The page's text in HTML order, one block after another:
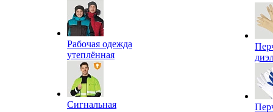
Рабочая одежда
утеплённая
Сигнальная